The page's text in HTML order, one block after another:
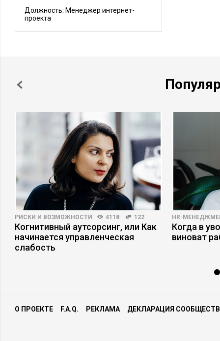
Должность: Менеджер интернет-
проекта
РИСКИ И ВОЗМОЖНОСТИ 4118 122
Когнитивный аутсорсинг, или Как
начинается управленческая
слабость
HR-
Когда в
виноват
О ПРОЕКТЕ F.A.Q. РЕКЛАМА ДЕКЛАРАЦИЯ